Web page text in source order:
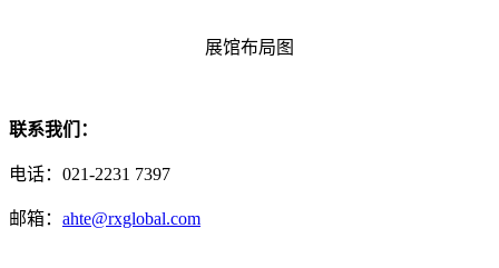
展馆布局图
联系我们：
电话：021-2231 7397
邮箱： ahte@rxglobal.com